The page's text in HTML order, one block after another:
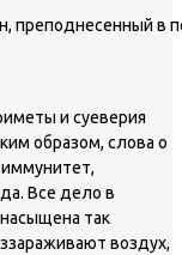
преподнесенный в
и суеверия
образом, слова о
Все дело в
так
воздух,